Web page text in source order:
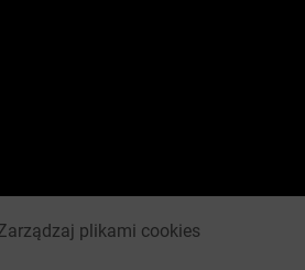
plikami cookies